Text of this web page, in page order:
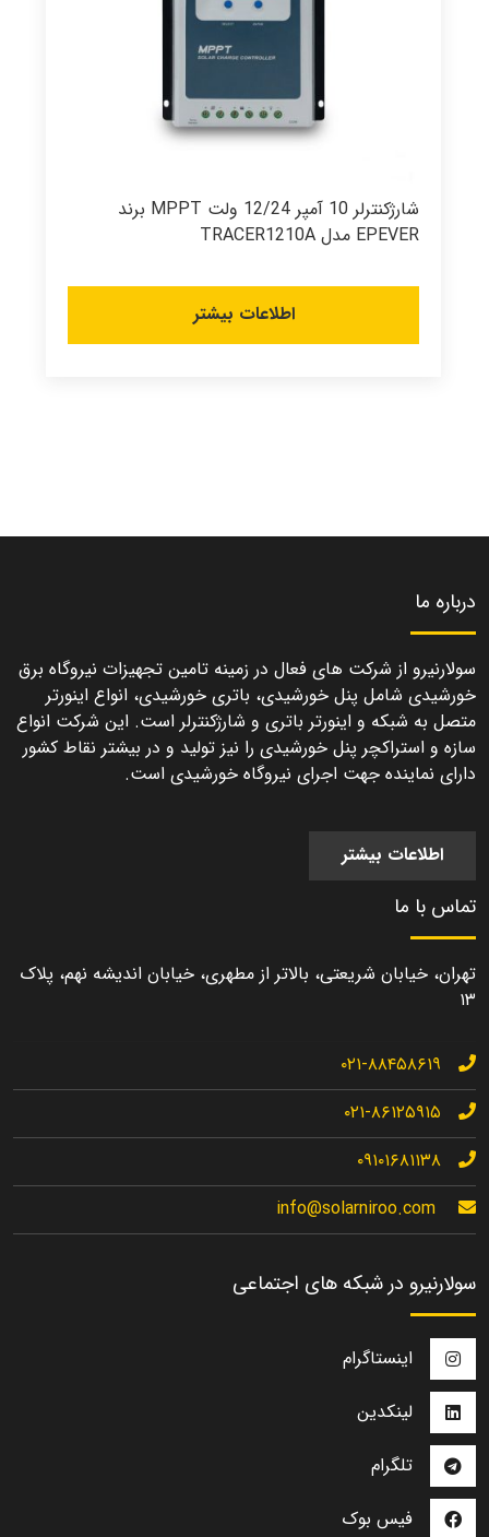
شارژکنترلر 10 آمپر 12/24 ولت MPPT برند
EPEVER مدل TRACER1210A
اطلاعات بیشتر
درباره ما
سولارنیرو از شرکت های فعال در زمینه تامین تجهیزات نیروگاه برق
خورشیدی شامل پنل خورشیدی، باتری خورشیدی، انواع اینورتر
متصل به شبکه و اینورتر باتری و شارژکنترلر است. این شرکت انواع
سازه و استراکچر پنل خورشیدی را نیز تولید و در بیشتر نقاط کشور
دارای نماینده جهت اجرای نیروگاه خورشیدی است.
اطلاعات بیشتر
تماس با ما
تهران، خیابان شریعتی، بالاتر از مطهری، خیابان اندیشه نهم، پلاک
۱۳
۰۲۱-۸۸۴۵۸۶۱۹
۰۲۱-۸۶۱۲۵۹۱۵
۰۹۱۰۱۶۸۱۱۳۸
info@solarniroo.com
سولارنیرو در شبکه های اجتماعی
اینستاگرام
لینکدین
تلگرام
فیس بوک